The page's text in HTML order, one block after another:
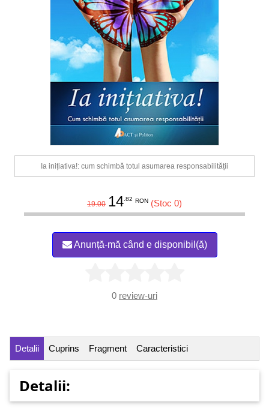
Ia inițiativa!: cum schimbă totul asumarea responsabilității
19.00 14.82 RON (Stoc 0)
Anunță-mă când e disponibil(ă)
0 review-uri
Detalii Cuprins Fragment Caracteristici
Detalii: